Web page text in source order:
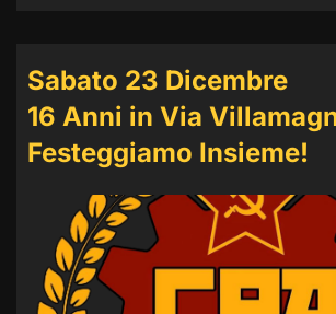
Sabato 23 Dicembre
16 Anni in Via
Festeggiamo Insieme!